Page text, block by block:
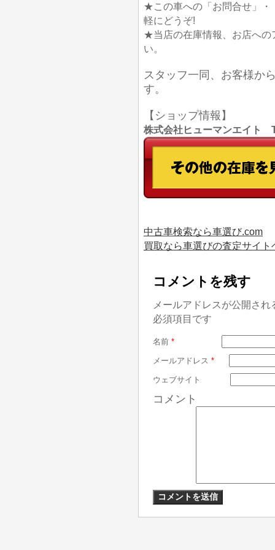
★この車への「お問合せ」・
軽にどうぞ!
★当店の在庫情報、お店への
い。
スタッフ一同、お客様か
す。
【ショップ情報】
株式会社ヒューマンエイト
中古車検索なら車選び.com
買取なら車選びの査定サイト
コメントを残す
メールアドレスが公開さ
必須項目です
名前 *
メールアドレス *
ウェブサイト
コメント